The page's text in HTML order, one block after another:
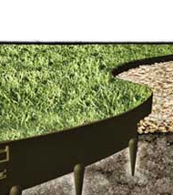
v ZOO Leipzig
v ZOO Leipzig
Maxe Schneidera v ZOO
v ZOO Leipzig
slon v ZOO Leipzig
v ZOO Dresden